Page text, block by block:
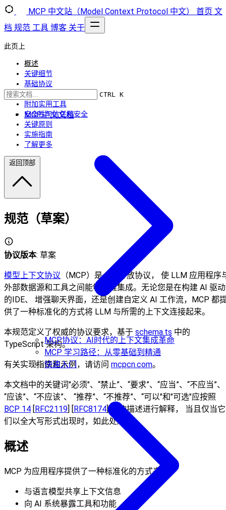
MCP 中文站（Model Context Protocol 中文） 首页 文
档 规范 工具 博客 关于
CTRL K
MCP中文文档
MCP协议：AI时代的上下文集成革命
MCP 学习路径：从零基础到精通
快速入门
此页上
概述
关键细节
基础协议
功能
附加实用工具
安全性与信任和安全
关键原则
实施指南
了解更多
返回顶部
规范（草案）
协议版本: 草案
模型上下文协议 （MCP）是一个开放协议， 使 LLM 应用程序
外部数据源和工具之间能够无缝集成。无论您是在构建 AI 驱动
的IDE、 增强聊天界面，还是创建自定义 AI 工作流，MCP 都
供了一种标准化的方式将 LLM 与所需的上下文连接起来。
本规范定义了权威的协议要求，基于 schema.ts 中的
TypeScript 架构。
有关实现指南和示例，请访问 mcpcn.com。
本文档中的关键词"必须"、“禁止”、“要求”、“应当”、“不应当”、
“应该”、“不应该”、 “推荐”、“不推荐”、“可以"和"可选"应按照
BCP 14 [RFC2119] [RFC8174] 中的描述进行解释， 当且仅当它
们以全大写形式出现时，如此处所示。
概述
MCP 为应用程序提供了一种标准化的方式来：
与语言模型共享上下文信息
向 AI 系统暴露工具和功能